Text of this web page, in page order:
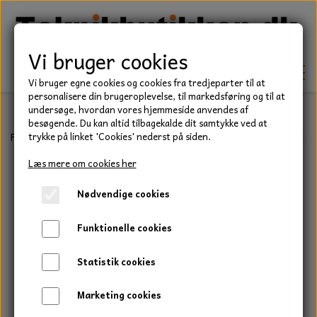
TEKNIK
KILEREMME
LEJER
PAKDÅSER
LÅSERINGE
BEFÆSTELSE
HAVE/PARK
UNIVERSALE REMME TIL PLÆNEKLIPPER OG
HAVETRAKTOR
TRAKTOR/ENTREPRENØR
Forside Befæstelse Bolte Stålbolt, Rustfri, A2
Vi bruger cookies
Vi bruger egne cookies og cookies fra tredjeparter til at
personalisere din brugeroplevelse, til markedsføring og til at
undersøge, hvordan vores hjemmeside anvendes af
besøgende. Du kan altid tilbagekalde dit samtykke ved at
trykke på linket 'Cookies' nederst på siden.
Læs mere om cookies her
Nødvendige cookies
Funktionelle cookies
Statistik cookies
Marketing cookies